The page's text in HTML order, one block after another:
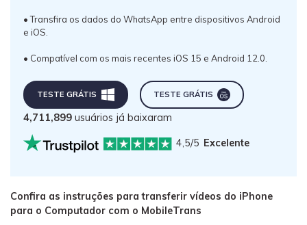
• Transfira os dados do WhatsApp entre dispositivos Android
e iOS.
• Compatível com os mais recentes iOS 15 e Android 12.0.
TESTE GRÁTIS TESTE GRÁTIS
4,711,899 usuários já baixaram
4,5/5 Excelente
Confira as instruções para transferir vídeos do iPhone
para o Computador com o MobileTrans